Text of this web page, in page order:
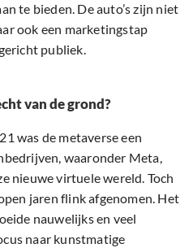
te bieden. De auto’s zijn niet
ook een marketingstap
publiek.
van de grond?
was de metaverse een
waaronder Meta,
nieuwe virtuele wereld. Toch
jaren flink afgenomen. Het
nauwelijks en veel
naar kunstmatige